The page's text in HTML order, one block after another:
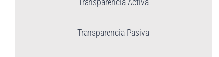
Transparencia Activa
Transparencia Pasiva